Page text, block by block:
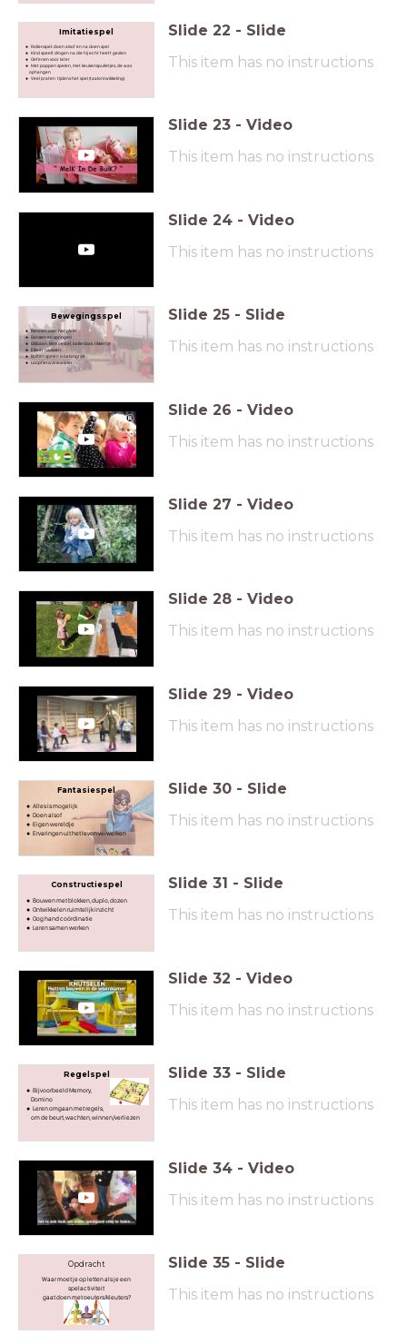
Imitatiespel
Rollenspel: doen alsof en na doen spel
Kind speelt dingen na die hij echt heeft gezien
Oefenen voor later
Met poppen spelen, met keukenspulletjes, de was
ophangen
Veel praten tijdens het spel (taalontwikkeling)
Slide 22 - Slide
This item has no instructions
Slide 23 - Video
This item has no instructions
Slide 24 - Video
This item has no instructions
Bewegingsspel
Rennen over het plein
Dansen en springen
Glijbaan, klimtoestel, ballenbak, tikkertje
Elkaar nadoen
Buiten spelen is belangrijk!
Loopfiets/driewieler
Slide 25 - Slide
This item has no instructions
Slide 26 - Video
This item has no instructions
Slide 27 - Video
This item has no instructions
Slide 28 - Video
This item has no instructions
Slide 29 - Video
This item has no instructions
Fantasiespel
Alles is mogelijk
Doen alsof
Eigen wereldje
Ervaringen uit het leven verwerken
Slide 30 - Slide
This item has no instructions
Constructiespel
Bouwen met blokken, duplo, dozen
Ontwikkelen ruimtelijk inzicht
Oog hand coördinatie
Leren samen werken
Slide 31 - Slide
This item has no instructions
Slide 32 - Video
This item has no instructions
Regelspel
Bijvoorbeeld Memory,
Domino
Leren omgaan met regels,
om de beurt, wachten, winnen/verliezen
Slide 33 - Slide
This item has no instructions
Slide 34 - Video
This item has no instructions
Opdracht
Waar moet je op letten als je een
spelactiviteit
gaat doen met peuters/kleuters?
Slide 35 - Slide
This item has no instructions